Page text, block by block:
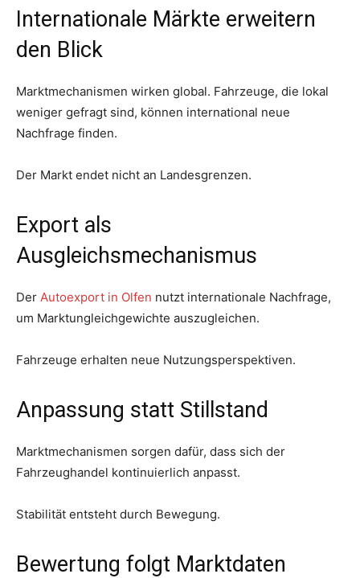
Internationale Märkte erweitern
den Blick
Marktmechanismen wirken global. Fahrzeuge, die lokal
weniger gefragt sind, können international neue
Nachfrage finden.
Der Markt endet nicht an Landesgrenzen.
Export als
Ausgleichsmechanismus
Der Autoexport in Olfen nutzt internationale Nachfrage,
um Marktungleichgewichte auszugleichen.
Fahrzeuge erhalten neue Nutzungsperspektiven.
Anpassung statt Stillstand
Marktmechanismen sorgen dafür, dass sich der
Fahrzeughandel kontinuierlich anpasst.
Stabilität entsteht durch Bewegung.
Bewertung folgt Marktdaten